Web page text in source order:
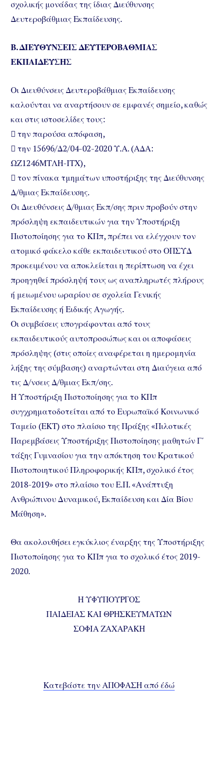
σχολικής μονάδας της ίδιας Διεύθυνσης
Δευτεροβάθμιας Εκπαίδευσης.
Β. ΔΙΕΥΘΥΝΣΕΙΣ ΔΕΥΤΕΡΟΒΑΘΜΙΑΣ
ΕΚΠΑΙΔΕΥΣΗΣ
Οι Διευθύνσεις Δευτεροβάθμιας Εκπαίδευσης
καλούνται να αναρτήσουν σε εμφανές σημείο, καθώς
και στις ιστοσελίδες τους:
 την παρούσα απόφαση,
 την 15696/Δ2/04-02-2020 Υ.Α. (ΑΔΑ:
ΩΖ1246ΜΤΛΗ-ΙΤΧ),
 τον πίνακα τμημάτων υποστήριξης της Διεύθυνσης
Δ/θμιας Εκπαίδευσης.
Oι Διευθύνσεις Δ/θμιας Εκπ/σης πριν προβούν στην
πρόσληψη εκπαιδευτικών για την Υποστήριξη
Πιστοποίησης για το ΚΠπ, πρέπει να ελέγχουν τον
ατομικό φάκελο κάθε εκπαιδευτικού στο ΟΠΣΥΔ
προκειμένου να αποκλείεται η περίπτωση να έχει
προηγηθεί πρόσληψή τους ως αναπληρωτές πλήρους
ή μειωμένου ωραρίου σε σχολεία Γενικής
Εκπαίδευσης ή Ειδικής Αγωγής.
Οι συμβάσεις υπογράφονται από τους
εκπαιδευτικούς αυτοπροσώπως και οι αποφάσεις
πρόσληψης (στις οποίες αναφέρεται η ημερομηνία
λήξης της σύμβασης) αναρτώνται στη Διαύγεια από
τις Δ/νσεις Δ/θμιας Εκπ/σης.
Η Υποστήριξη Πιστοποίησης για το ΚΠπ
συγχρηματοδοτείται από το Ευρωπαϊκό Κοινωνικό
Ταμείο (ΕΚΤ) στο πλαίσιο της Πράξης «Πιλοτικές
Παρεμβάσεις Υποστήριξης Πιστοποίησης μαθητών Γ΄
τάξης Γυμνασίου για την απόκτηση του Κρατικού
Πιστοποιητικού Πληροφορικής ΚΠπ, σχολικό έτος
2018-2019» στο πλαίσιο του Ε.Π. «Ανάπτυξη
Ανθρώπινου Δυναμικού, Εκπαίδευση και Δία Βίου
Μάθηση».
Θα ακολουθήσει εγκύκλιος έναρξης της Υποστήριξης
Πιστοποίησης για το ΚΠπ για το σχολικό έτος 2019-
2020.
Η ΥΦΥΠΟΥΡΓΟΣ
ΠΑΙΔΕΙΑΣ ΚΑΙ ΘΡΗΣΚΕΥΜΑΤΩΝ
ΣΟΦΙΑ ΖΑΧΑΡΑΚΗ
Κατεβάστε την ΑΠΟΦΑΣΗ από έδώ